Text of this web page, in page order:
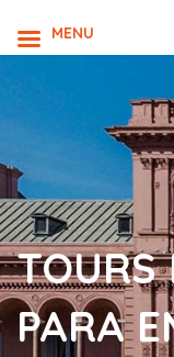
TOURS
PARA
MENU